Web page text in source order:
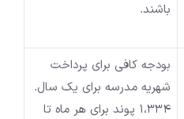
باشند.
بودجه کافی برای پرداخت
شهریه مدرسه برای یک سال.
1،334 پوند برای هر ماه تا